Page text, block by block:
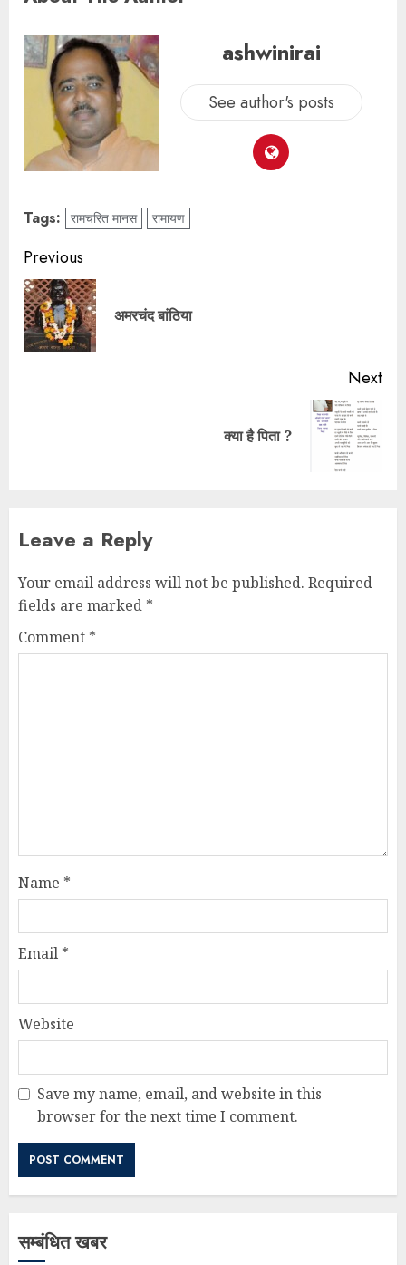
ashwinirai
See author's posts
Tags: रामचरित मानस रामायण
Previous
अमरचंद बांठिया
Next
क्या है पिता ?
Leave a Reply
Your email address will not be published. Required
fields are marked *
Comment *
Name *
Email *
Website
Save my name, email, and website in this
browser for the next time I comment.
सम्बंधित खबर